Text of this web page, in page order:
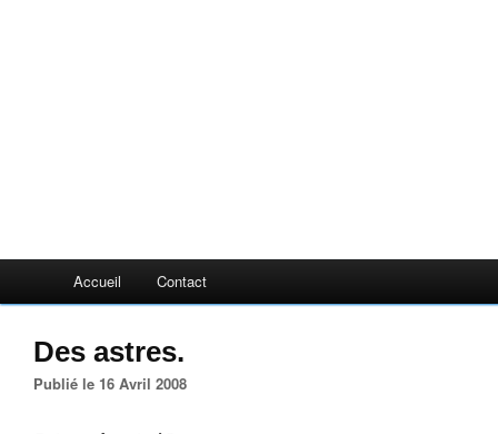
Accueil Contact
Des astres.
Publié le 16 Avril 2008